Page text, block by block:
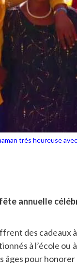
très heureuse
annuelle
des cadeaux
à l’école
âges pour honorer